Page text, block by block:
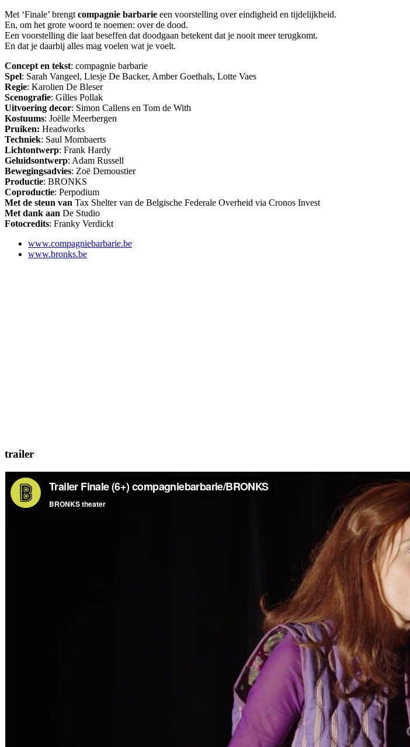
Met ‘Finale’ brengt compagnie barbarie een voorstelling over eindigheid en tijdelijkheid.
En, om het grote woord te noemen: over de dood.
Een voorstelling die laat beseffen dat doodgaan betekent dat je nooit meer terugkomt.
En dat je daarbij alles mag voelen wat je voelt.
Concept en tekst: compagnie barbarie
Spel: Sarah Vangeel, Liesje De Backer, Amber Goethals, Lotte Vaes
Regie: Karolien De Bleser
Scenografie: Gilles Pollak
Uitvoering decor: Simon Callens en Tom de With
Kostuums: Joëlle Meerbergen
Pruiken: Headworks
Techniek: Saul Mombaerts
Lichtontwerp: Frank Hardy
Geluidsontwerp: Adam Russell
Bewegingsadvies: Zoë Demoustier
Productie: BRONKS
Coproductie: Perpodium
Met de steun van Tax Shelter van de Belgische Federale Overheid via Cronos Invest
Met dank aan De Studio
Fotocredits: Franky Verdickt
www.compagniebarbarie.be
www.bronks.be
trailer